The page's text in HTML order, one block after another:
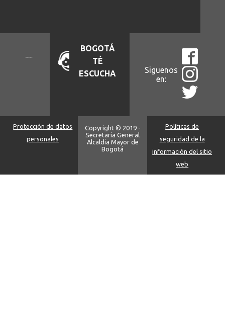
BOGOTÁ
TÉ
ESCUCHA
Siguenos
en:
Protección de datos
personales
Copyright © 2019 -
Secretaria General
Alcaldia Mayor de
Bogotá
Políticas de
seguridad de la
información del sitio
web